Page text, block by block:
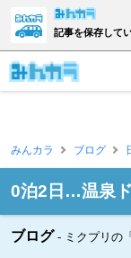
記事を保存して
みんカラ ブログ
0泊2日…温泉
ブログ ミクプリの